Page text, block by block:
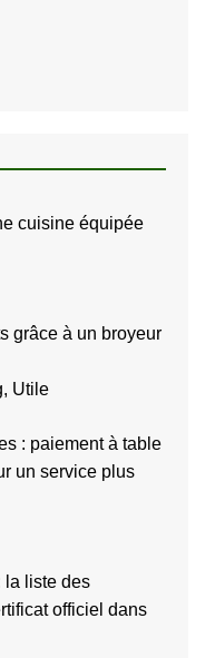
cuisine équipée
grâce à un broyeur
Utile
: paiement à table
un service plus
la liste des
officiel dans